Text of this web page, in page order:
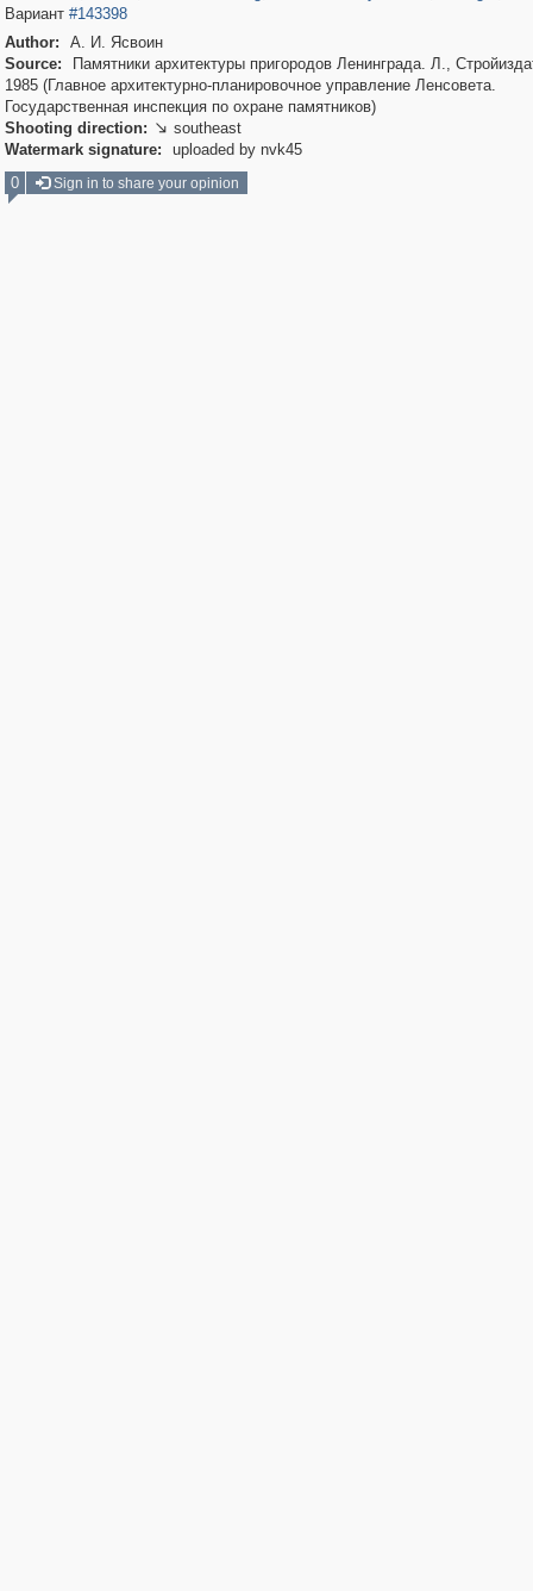
Вариант #143398
Author:
А. И. Ясвоин
Source:
Памятники архитектуры пригородов Ленинграда. Л.,
1985 (Главное архитектурно-планировочное управление Ленсовета.
Государственная инспекция по охране памятников)
Shooting direction:  southeast
Watermark signature:
uploaded by nvk45
0
Sign in to share your opinion